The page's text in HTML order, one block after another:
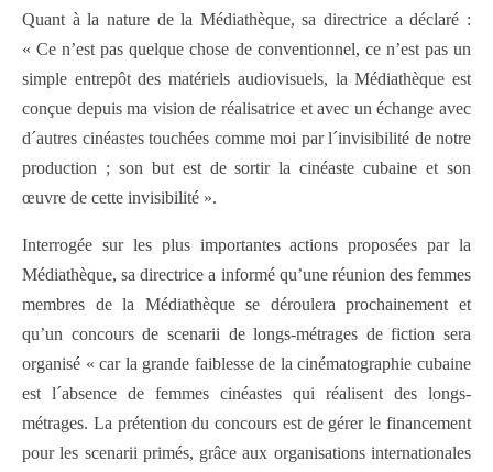
Quant à la nature de la Médiathèque, sa directrice a déclaré :
« Ce n’est pas quelque chose de conventionnel, ce n’est pas un
simple entrepôt des matériels audiovisuels, la Médiathèque est
conçue depuis ma vision de réalisatrice et avec un échange avec
d´autres cinéastes touchées comme moi par l´invisibilité de notre
production ; son but est de sortir la cinéaste cubaine et son
œuvre de cette invisibilité ».
Interrogée sur les plus importantes actions proposées par la
Médiathèque, sa directrice a informé qu’une réunion des femmes
membres de la Médiathèque se déroulera prochainement et
qu’un concours de scenarii de longs-métrages de fiction sera
organisé « car la grande faiblesse de la cinématographie cubaine
est l´absence de femmes cinéastes qui réalisent des longs-
métrages. La prétention du concours est de gérer le financement
pour les scenarii primés, grâce aux organisations internationales